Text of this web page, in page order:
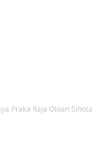
Praka Raja Oloan